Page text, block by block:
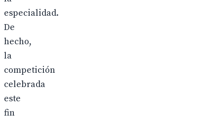
especialidad.
De
hecho,
la
competición
celebrada
este
fin